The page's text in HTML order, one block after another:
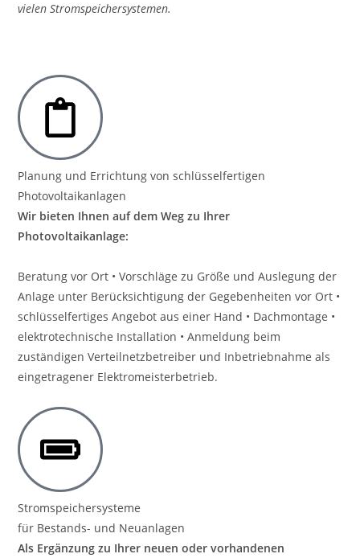
vielen Stromspeichersystemen.
Planung und Errichtung von schlüsselfertigen
Photovoltaikanlagen
Wir bieten Ihnen auf dem Weg zu Ihrer
Photovoltaikanlage:
Beratung vor Ort • Vorschläge zu Größe und Auslegung der
Anlage unter Berücksichtigung der Gegebenheiten vor Ort •
schlüsselfertiges Angebot aus einer Hand • Dachmontage •
elektrotechnische Installation • Anmeldung beim
zuständigen Verteilnetzbetreiber und Inbetriebnahme als
eingetragener Elektromeisterbetrieb.
Stromspeichersysteme
für Bestands- und Neuanlagen
Als Ergänzung zu Ihrer neuen oder vorhandenen